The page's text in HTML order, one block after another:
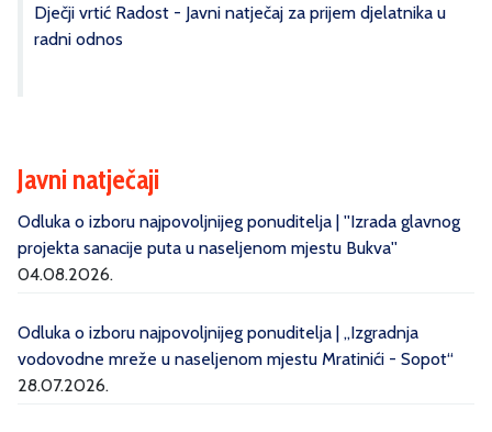
Dječji vrtić Radost - Javni natječaj za prijem djelatnika u
radni odnos
Javni natječaji
Odluka o izboru najpovoljnijeg ponuditelja | ''Izrada glavnog
projekta sanacije puta u naseljenom mjestu Bukva''
04.08.2026.
Odluka o izboru najpovoljnijeg ponuditelja | „Izgradnja
vodovodne mreže u naseljenom mjestu Mratinići - Sopot“
28.07.2026.